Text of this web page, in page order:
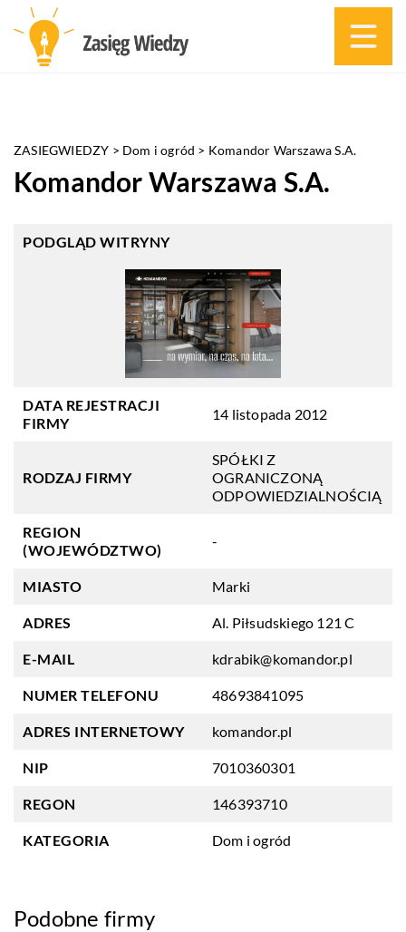
ZASIEGWIEDZY > Dom i ogród > Komandor Warszawa S.A.
Komandor Warszawa S.A.
PODGLĄD WITRYNY
DATA REJESTRACJI
FIRMY
14 listopada 2012
RODZAJ FIRMY
SPÓŁKI Z
OGRANICZONĄ
ODPOWIEDZIALNOŚCIĄ
REGION
(WOJEWÓDZTWO)
-
MIASTO Marki
ADRES Al. Piłsudskiego 121 C
E-MAIL kdrabik@komandor.pl
NUMER TELEFONU 48693841095
ADRES INTERNETOWY komandor.pl
NIP 7010360301
REGON 146393710
KATEGORIA Dom i ogród
Podobne firmy